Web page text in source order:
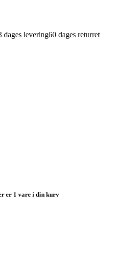
dages levering60 dages returret
er 1 vare i din kurv